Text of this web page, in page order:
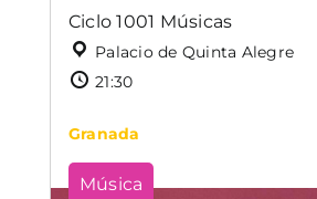
Ciclo 1001 Músicas
Palacio de Quinta Alegre
21:30
Granada
Música